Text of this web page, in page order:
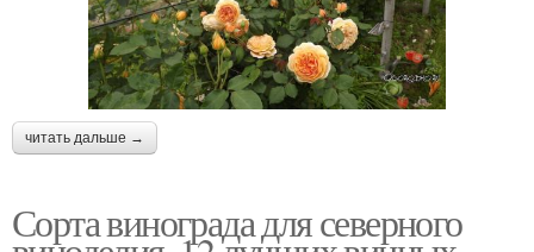
читать дальше →
Сорта винограда для северного